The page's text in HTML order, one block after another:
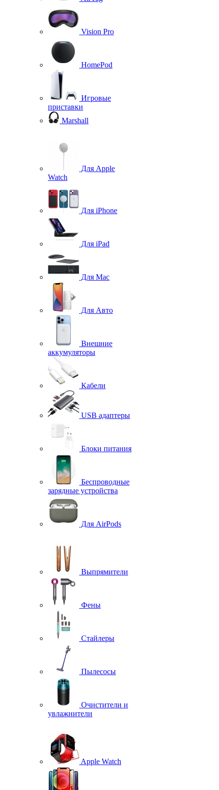
Vision Pro
HomePod
Игровые
приставки
Marshall
Для Apple
Watch
Для iPhone
Для iPad
Для Mac
Для Авто
Внешние
аккумуляторы
Кабели
USB адаптеры
Блоки питания
Беспроводные
зарядные устройства
Для AirPods
Выпрямители
Фены
Стайлеры
Пылесосы
Очистители и
увлажнители
Apple Watch